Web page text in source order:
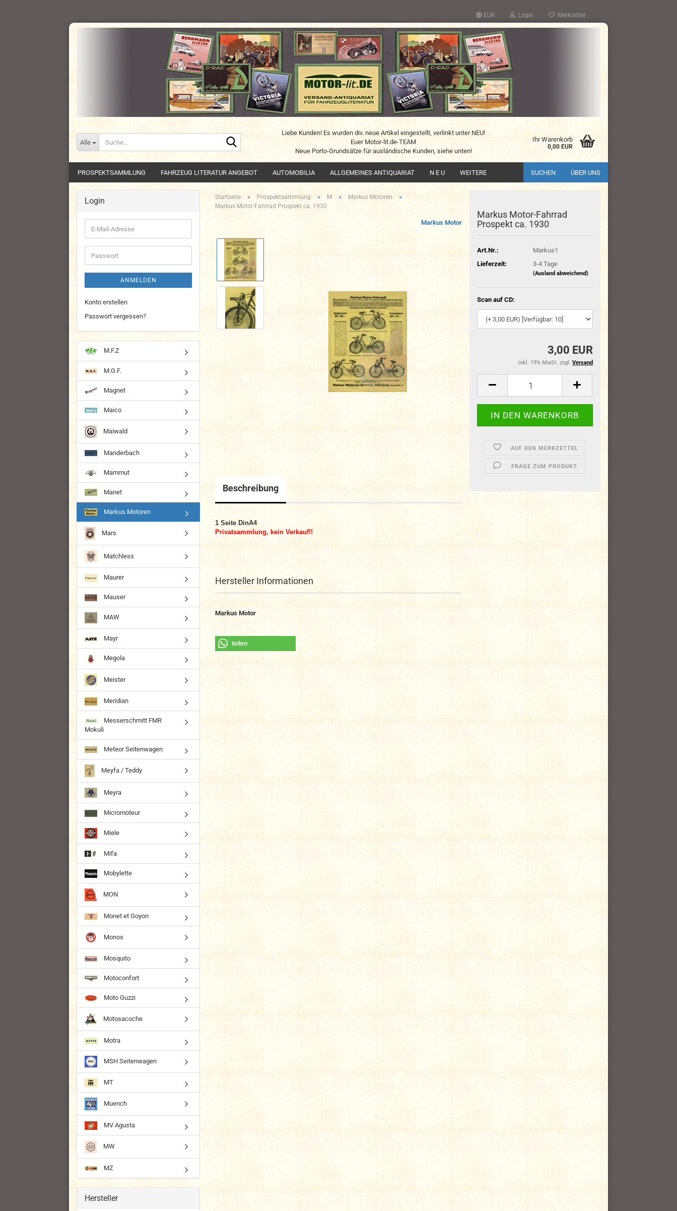
EUR Login Merkzettel
Alle
Suche...
Liebe Kunden! Es wurden div. neue Artikel eingestellt, verlinkt unter NEU!
Euer Motor-lit.de-TEAM
Neue Porto-Grundsätze für ausländische Kunden, siehe unten!
Ihr Warenkorb
0,00 EUR
PROSPEKTSAMMLUNG FAHRZEUG LITERATUR ANGEBOT AUTOMOBILIA ALLGEMEINES ANTIQUARIAT N E U SUCHEN ÜBER UNS
WEITERE
Startseite » Prospektsammlung » M » Markus Motoren »
Markus Motor-Fahrrad Prospekt ca. 1930
Markus Motor
Markus Motor-Fahrrad
Prospekt ca. 1930
Art.Nr.:
Markus1
Lieferzeit:
3-4 Tage
(Ausland abweichend)
Scan auf CD:
3,00 EUR
inkl. 19% MwSt. zzgl. Versand
AUF DEN MERKZETTEL
FRAGE ZUM PRODUKT
Beschreibung
1 Seite DinA4
Privatsammlung, kein Verkauf!!
Hersteller Informationen
Markus Motor
teilen
Login
E-
Mail-
Adresse
Passwort
ANMELDEN
Konto erstellen
Passwort vergessen?
M.F.Z
M.G.F.
Magnet
Maico
Maiwald
Manderbach
Mammut
Manet
Markus Motoren
Mars
Matchless
Maurer
Mauser
MAW
Mayr
Megola
Meister
Meridian
Messerschmitt FMR
Mokuli
Meteor Seitenwagen
Meyfa / Teddy
Meyra
Micromoteur
Miele
Mifa
Mobylette
MON
Monet et Goyon
Monos
Mosquito
Motoconfort
Moto Guzzi
Motosacoche
Motra
MSH Seitenwagen
MT
Muench
MV Agusta
MW
MZ
Hersteller